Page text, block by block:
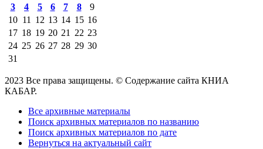
3
4 5 6 7 8
9
10 11 12 13 14 15 16
17 18 19 20 21 22 23
24 25 26 27 28 29 30
31
2023 Все права защищены. © Содержание сайта КНИА
КАБАР.
Все архивные материалы
Поиск архивных материалов по названию
Поиск архивных материалов по дате
Вернуться на актуальный сайт